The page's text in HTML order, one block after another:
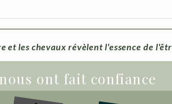
et les chevaux révèlent l'essence de
ont fait confiance